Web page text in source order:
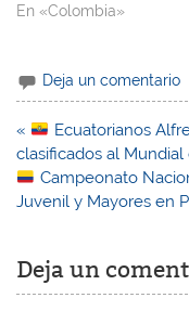
En «Colombia»
Deja un comentario
Navegación
de
entradas
«
Ecuatorianos
clasificados al Mundial
Campeonato
Juvenil y Mayores en
Deja un